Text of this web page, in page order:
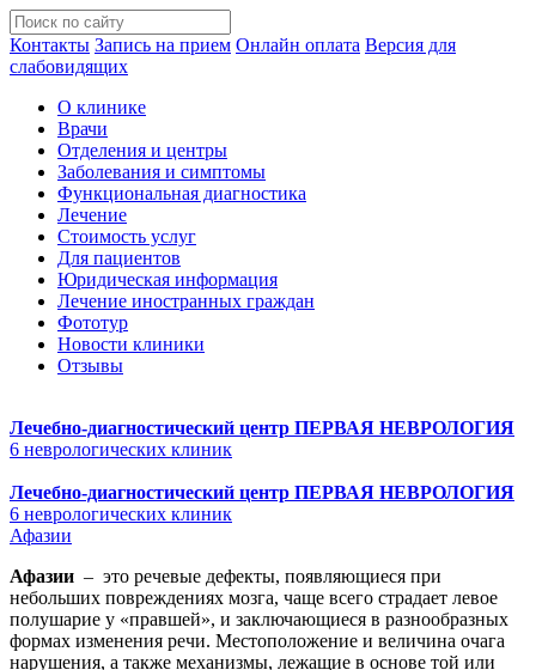
Контакты Запись на прием Онлайн оплата Версия для
слабовидящих
О клинике
Врачи
Отделения и центры
Заболевания и симптомы
Функциональная диагностика
Лечение
Стоимость услуг
Для пациентов
Юридическая информация
Лечение иностранных граждан
Фототур
Новости клиники
Отзывы
Лечебно-диагностический центр ПЕРВАЯ НЕВРОЛОГИЯ
6 неврологических клиник
Лечебно-диагностический центр ПЕРВАЯ НЕВРОЛОГИЯ
6 неврологических клиник
Афазии
Афазии – это речевые дефекты, появляющиеся при
небольших повреждениях мозга, чаще всего страдает левое
полушарие у «правшей», и заключающиеся в разнообразных
формах изменения речи. Местоположение и величина очага
нарушения, а также механизмы, лежащие в основе той или